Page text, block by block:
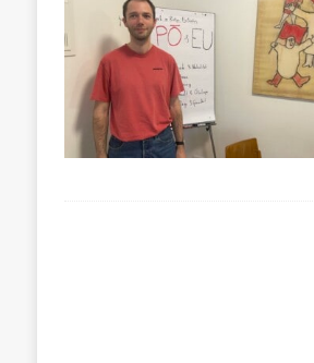
[ 14. Juni 2024 ]
[ 12. Juni 2024 ]
[ 11. Juni 2024 ]
[ 29. Juni 2024 ]